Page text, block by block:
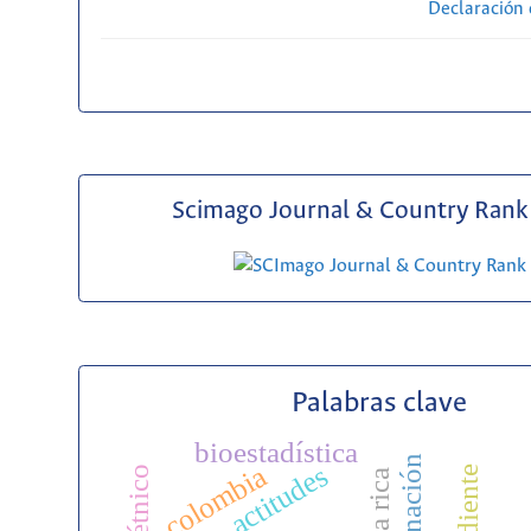
Scimago Journal & Country Rank
Palabras clave
actitudes
bioestadística
colombia